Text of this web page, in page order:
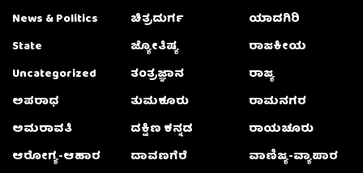
News & Politics
State
Uncategorized
ಅಪರಾಧ
ಅಮರಾವತಿ
ಆರೋಗ್ಯ-ಆಹಾರ
ಚಿತ್ರದುರ್ಗ
ಜ್ಯೋತಿಷ್ಯ
ತಂತ್ರಜ್ಞಾನ
ತುಮಕೂರು
ದಕ್ಷಿಣ ಕನ್ನಡ
ದಾವಣಗೆರೆ
ಯಾದಗಿರಿ
ರಾಜಕೀಯ
ರಾಜ್ಯ
ರಾಮನಗರ
ರಾಯಚೂರು
ವಾಣಿಜ್ಯ-ವ್ಯಾಪಾರ